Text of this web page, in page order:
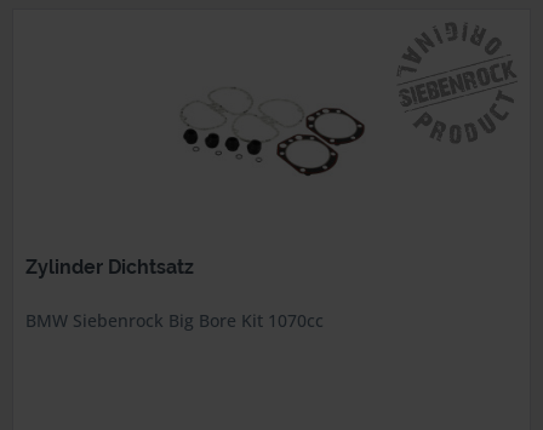
Zylinder Dichtsatz
BMW Siebenrock Big Bore Kit 1070cc